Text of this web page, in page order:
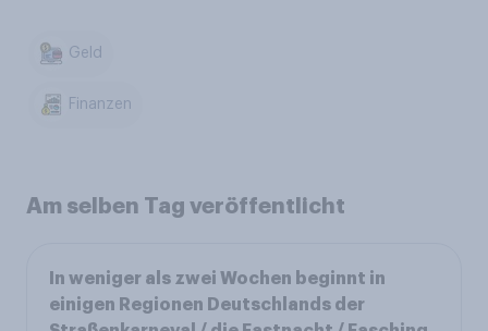
Geld
Finanzen
Am selben Tag veröffentlicht
In weniger als zwei Wochen beginnt in
einigen Regionen Deutschlands der